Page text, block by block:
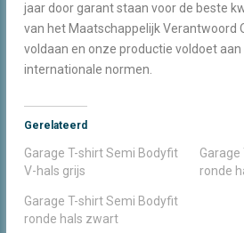
jaar door garant staan voor de beste
van het Maatschappelijk Verantwoord
voldaan en onze productie voldoet aan
internationale normen.
Gerelateerd
Garage T-shirt Semi Bodyfit
V-hals grijs
ronde
Garage T-shirt Semi Bodyfit
ronde hals zwart